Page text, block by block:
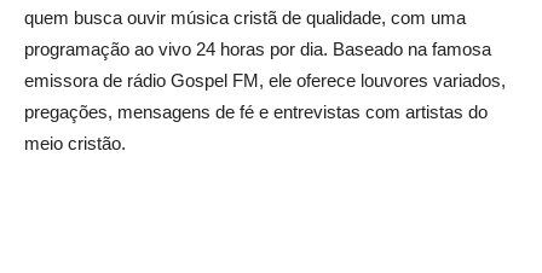
quem busca ouvir música cristã de qualidade, com uma
programação ao vivo 24 horas por dia. Baseado na famosa
emissora de rádio Gospel FM, ele oferece louvores variados,
pregações, mensagens de fé e entrevistas com artistas do
meio cristão.